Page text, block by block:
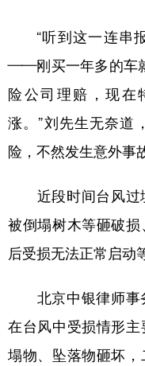
“听到这一连串报
——刚买一年多的车
险公司理赔，现在
涨。”刘先生无奈道
险，不然发生意外事
近段时间台风过
被倒塌树木等砸破
后受损无法正常启动
北京中银律师事
在台风中受损情形主
塌物、坠落物砸坏